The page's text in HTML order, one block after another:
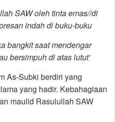
SAW oleh tinta emas//di
indah di buku-buku
bangkit saat mendengar
bersimpuh di atas lutut’
As-Subki berdiri yang
yang hadir. Kebahagiaan
maulid Rasulullah SAW